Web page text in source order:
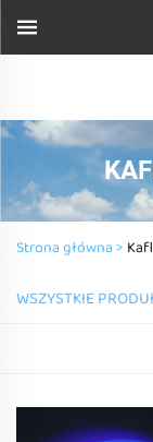
Strona główna >
WSZYSTKIE